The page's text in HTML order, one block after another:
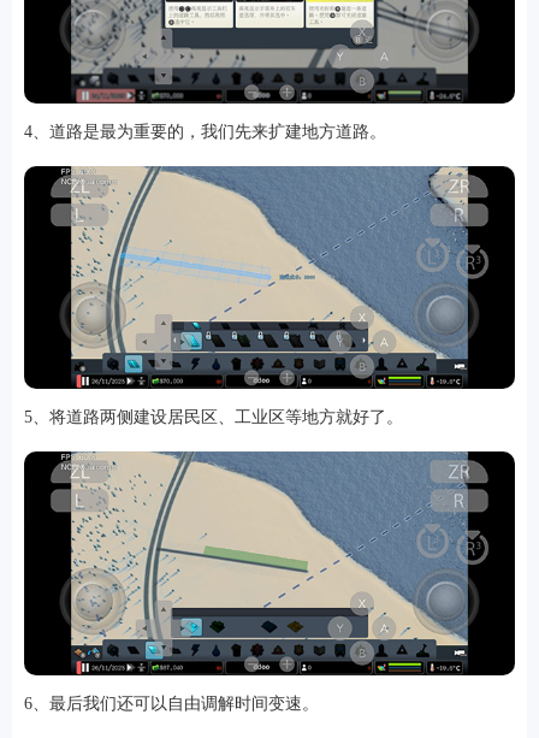
4、道路是最为重要的，我们先来扩建地方道路。
5、将道路两侧建设居民区、工业区等地方就好了。
6、最后我们还可以自由调解时间变速。